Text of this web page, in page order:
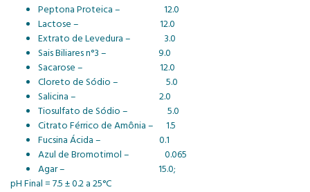
Peptona Proteica – 12.0
Lactose – 12.0
Extrato de Levedura – 3.0
Sais Biliares n°3 – 9.0
Sacarose – 12.0
Cloreto de Sódio – 5.0
Salicina – 2.0
Tiosulfato de Sódio – 5.0
Citrato Férrico de Amônia – 1.5
Fucsina Ácida – 0.1
Azul de Bromotimol – 0.065
Agar – 15.0;
pH Final = 7.5 ± 0.2 a 25°C